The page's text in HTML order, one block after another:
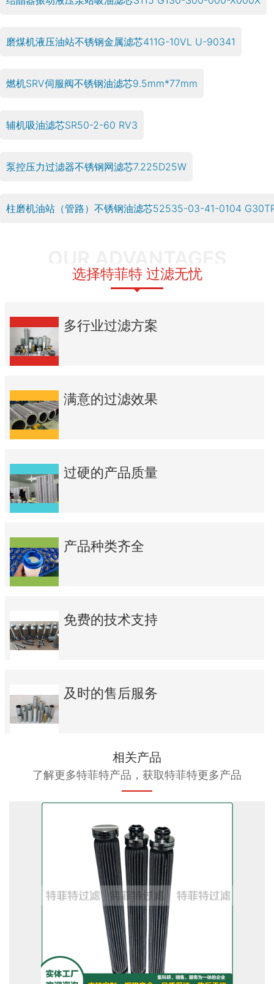
磨煤机液压油站不锈钢金属滤芯411G-10VL U-90341
燃机SRV伺服阀不锈钢油滤芯9.5mm*77mm
辅机吸油滤芯SR50-2-60 RV3
泵控压力过滤器不锈钢网滤芯7.225D25W
柱磨机油站（管路）不锈钢油滤芯52535-03-41-0104
选择特菲特 过滤无忧
多行业过滤方案
满意的过滤效果
过硬的产品质量
产品种类齐全
免费的技术支持
及时的售后服务
相关产品
了解更多特菲特产品，获取特菲特更多产品